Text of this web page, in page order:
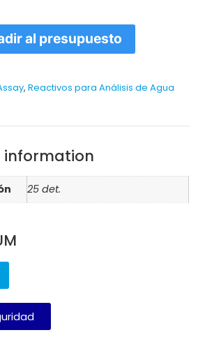
al presupuesto
,Reactivos para Análisis de Agua
information
25 det.